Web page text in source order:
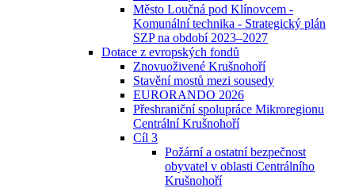
Město Loučná pod Klínovcem -
Komunální technika - Strategický plán
SZP na období 2023–2027
Dotace z evropských fondů
Znovuoživené Krušnohoří
Stavění mostů mezi sousedy
EURORANDO 2026
Přeshraniční spolupráce Mikroregionu
Centrální Krušnohoří
Cíl 3
Požární a ostatní bezpečnost
obyvatel v oblasti Centrálního
Krušnohoří